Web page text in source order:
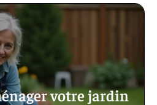
votre jardin